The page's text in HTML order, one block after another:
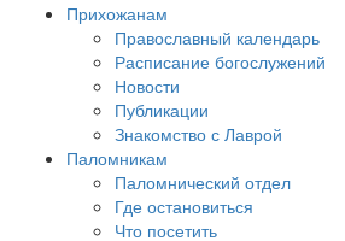
Прихожанам
Православный календарь
Расписание богослужений
Новости
Публикации
Знакомство с Лаврой
Паломникам
Паломнический отдел
Где остановиться
Что посетить